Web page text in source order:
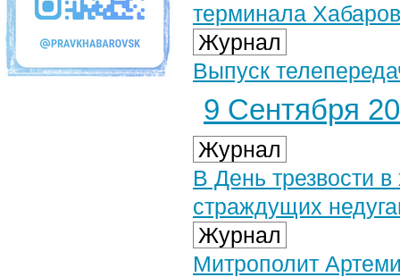
терминала
Журнал
Выпуск
9 Сентября
Журнал
В День трезвости
страждущих
Журнал
Митрополит